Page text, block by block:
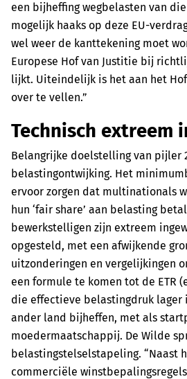
een bijheffing wegbelasten van
mogelijk haaks op deze EU-
wel weer de kanttekening moet
Europese Hof van Justitie bij
lijkt. Uiteindelijk is het aan het
over te vellen.”
Technisch extreem
Belangrijke doelstelling van pijler
belastingontwijking. Het
ervoor zorgen dat multinationals
hun ‘fair share’ aan belasting
bewerkstelligen zijn extreem
opgesteld, met een afwijkende
uitzonderingen en vergelijkingen
een formule te komen tot de ETR
die effectieve belastingdruk lager
ander land bijheffen, met als
moedermaatschappij. De Wilde
belastingstelselstapeling. “Naast
commerciële